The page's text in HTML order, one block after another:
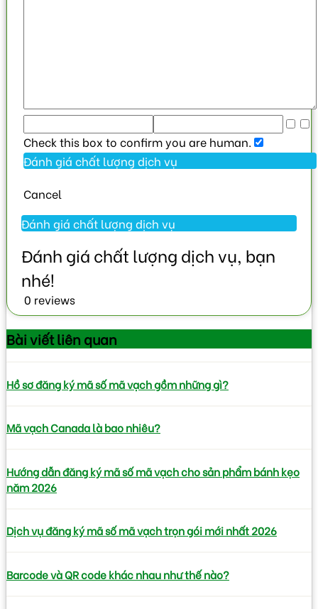
Check this box to confirm you are human.
Cancel
0 reviews
Bài viếtliên quan
Hồ sơ đăng ký mã số mã vạch gồm những gì?
Mã vạch Canada là bao nhiêu?
Hướng dẫn đăng ký mã số mã vạch cho sản phẩm bánh kẹo
năm 2026
Dịch vụ đăng ký mã số mã vạch trọn gói mới nhất 2026
Barcode và QR code khác nhau như thế nào?